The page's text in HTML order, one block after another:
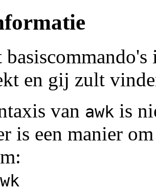
en gij zult
van awk is
is een manier